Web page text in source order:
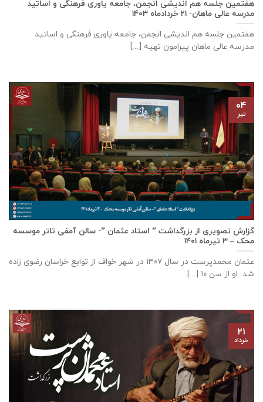
هفتمین جلسه هم اندیشی انجمن، جامعه یاوری فرهنگی و اساتید
مدرسه عالی ماهان- ۲۱ خردادماه ۱۴۰۳
هفتمین جلسه هم اندیشی انجمن، جامعه یاوری فرهنگی و اساتید
مدرسه عالی ماهان پیرامون تهیه [...]
گزارش تصویری از بزرگداشت ” استاد عثمان ”- سالن آمفی تاتر موسسه
محک – ۳ تیرماه ۱۴۰۱
عثمان محمدپرست در سال ۱۳۰۷ در شهر خواف از توابع خراسان رضوی زاده
شد. او از سن ۱۰ [...]
۰۴
تیر
۲۱
خرداد